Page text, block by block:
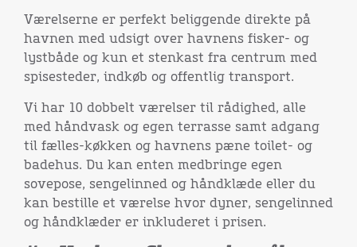
Værelserne er perfekt beliggende direkte på
havnen med udsigt over havnens fisker- og
lystbåde og kun et stenkast fra centrum med
spisesteder, indkøb og offentlig transport.
Vi har 10 dobbelt værelser til rådighed, alle
med håndvask og egen terrasse samt adgang
til fælles-køkken og havnens pæne toilet- og
badehus. Du kan enten medbringe egen
sovepose, sengelinned og håndklæde eller du
kan bestille et værelse hvor dyner, sengelinned
og håndklæder er inkluderet i prisen.